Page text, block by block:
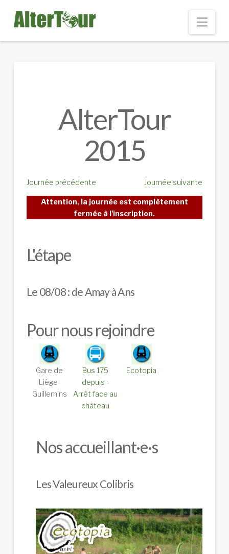
AlterTour
2015
Journée précédente Journée suivante
Attention, la journée est complètement
fermée à l'inscription.
L'étape
Le 08/08 : de Amay à Ans
Pour nous rejoindre
Gare de
Liège-
Guillemins
Bus 175
depuis -
Arrêt face au
château
Ecotopia
Nos accueillant·e·s
Les Valeureux Colibris